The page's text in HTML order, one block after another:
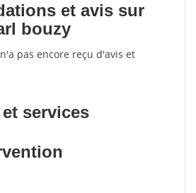
et avis sur
bouzy
pas encore reçu d'avis et
services